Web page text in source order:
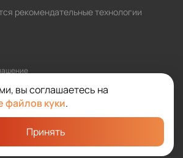
вы соглашаетесь на
файлов куки.
Принять
рекомендательные технологии
данных